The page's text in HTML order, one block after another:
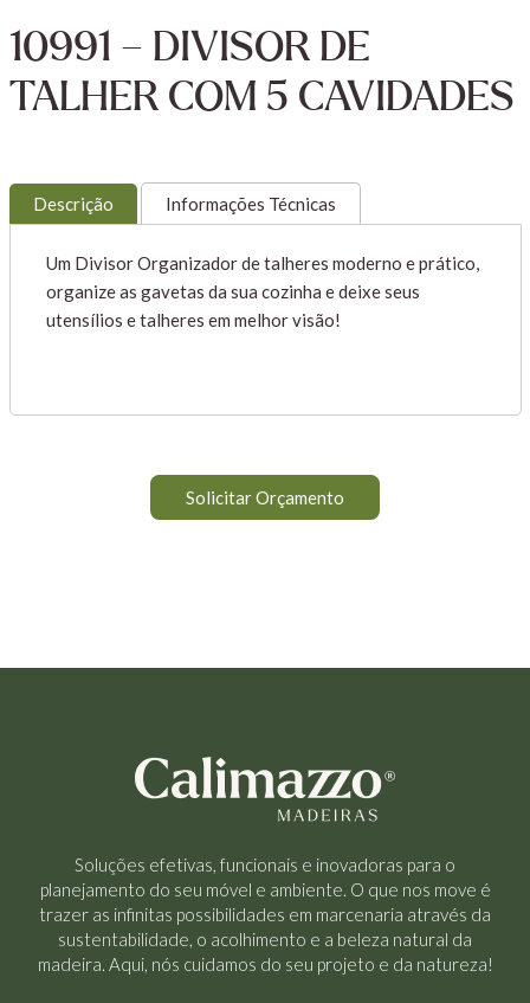
10991 – DIVISOR DE
TALHER COM 5 CAVIDADES
Descrição Informações Técnicas
Um Divisor Organizador de talheres moderno e prático,
organize as gavetas da sua cozinha e deixe seus
utensílios e talheres em melhor visão!
Solicitar Orçamento
Soluções efetivas, funcionais e inovadoras para o
planejamento do seu móvel e ambiente. O que nos move é
trazer as infinitas possibilidades em marcenaria através da
sustentabilidade, o acolhimento e a beleza natural da
madeira. Aqui, nós cuidamos do seu projeto e da natureza!